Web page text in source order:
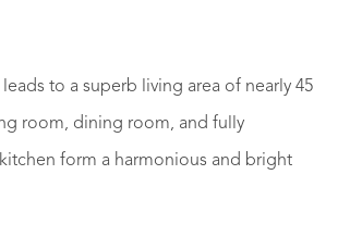
leads to a superb living area of nearly 45
room, dining room, and fully
form a harmonious and bright